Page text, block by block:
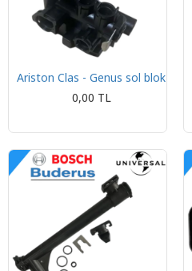
Ariston Clas - Genus sol blok
0,00 TL